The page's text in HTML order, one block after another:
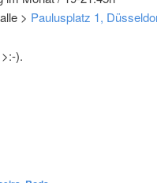
> Paulusplatz 1,
).